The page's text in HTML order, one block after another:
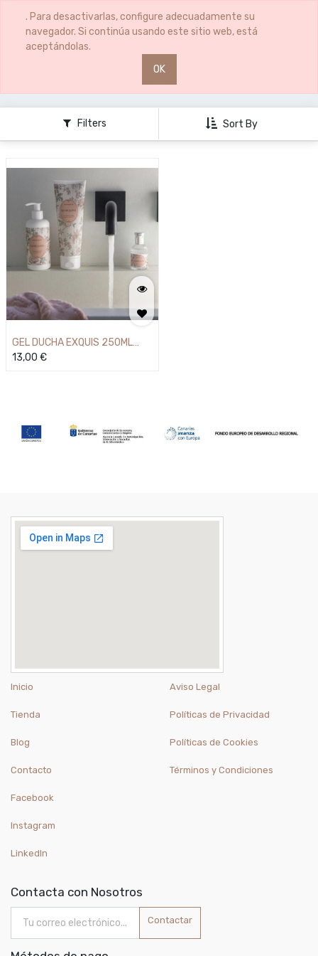
. Para desactivarlas, configure adecuadamente su
navegador. Si continúa usando este sitio web, está
aceptándolas.
OK
0 0
Filters Sort By
GEL DUCHA EXQUIS 250ML
MARQUISE
13,00 €
Inicio
Tienda
Blog
Contacto
Aviso Legal
Políticas de Privacidad
Políticas de Cookies
Términos y Condiciones
Facebook
Instagram
LinkedIn
Contacta con Nosotros
Contactar